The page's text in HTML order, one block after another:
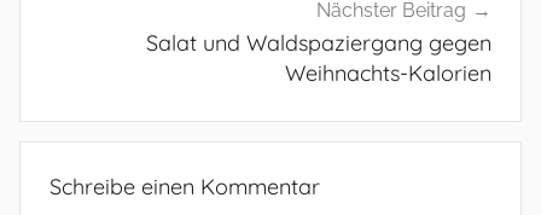
Nächster Beitrag
Salat und Waldspaziergang gegen
Weihnachts-Kalorien
Schreibe einen Kommentar